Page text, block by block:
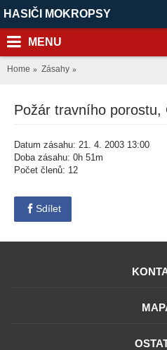
HASIČI MOKROPSY
MENU
Home Zásahy
Požár travního porostu,
Datum zásahu: 21. 4. 2003 13:00
Doba zásahu: 0h 51m
Počet členů: 12
Sdílet